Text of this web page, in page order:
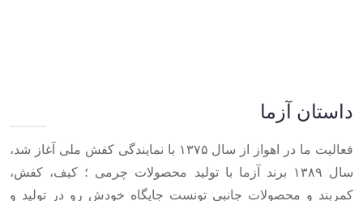
داستان آزما
فعالیت ما در اهواز از سال ۱۳۷۵ با نمایندگی کفش ملی آغاز شد،
سال ۱۳۸۹ برند آزما با تولید محصولات چرمی ؛ کیف، کفش،
کمربند و محصولات جانبی تونست جایگاه خودش رو در تولید و